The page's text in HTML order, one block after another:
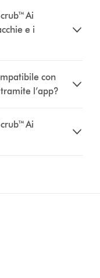
Ai
e i
con
l’app?
Ai